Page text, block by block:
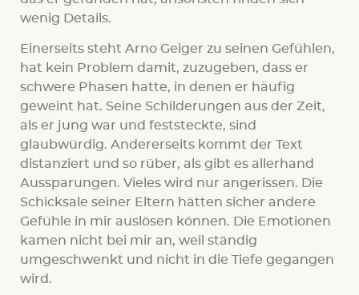
wenig Details.
Einerseits steht Arno Geiger zu seinen Gefühlen,
hat kein Problem damit, zuzugeben, dass er
schwere Phasen hatte, in denen er häufig
geweint hat. Seine Schilderungen aus der Zeit,
als er jung war und feststeckte, sind
glaubwürdig. Andererseits kommt der Text
distanziert und so rüber, als gibt es allerhand
Aussparungen. Vieles wird nur angerissen. Die
Schicksale seiner Eltern hätten sicher andere
Gefühle in mir auslösen können. Die Emotionen
kamen nicht bei mir an, weil ständig
umgeschwenkt und nicht in die Tiefe gegangen
wird.